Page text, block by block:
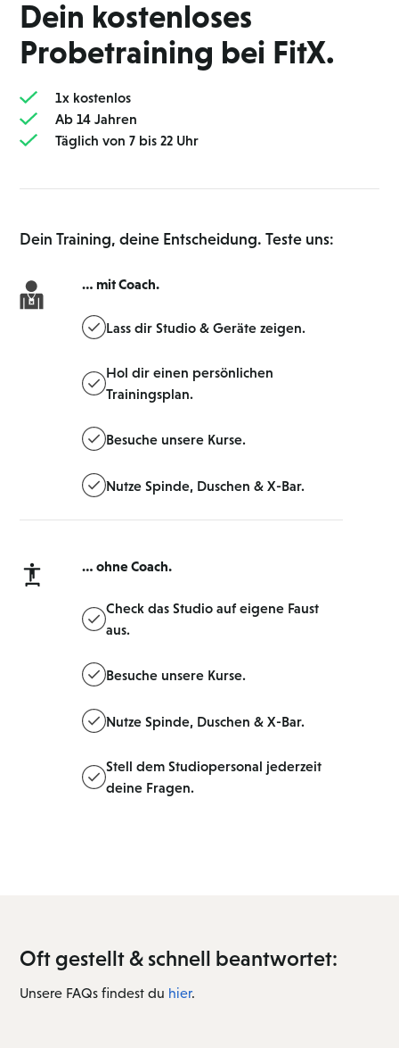
Dein kostenloses
Probetraining bei FitX.
1 x kostenlos
Ab 14 Jahren
Täglich von 7 bis 22 Uhr
Dein Training, deine Entscheidung. Teste uns:
… mit Coach.
Lass dir Studio & Geräte zeigen.
Hol dir einen persönlichen
Trainingsplan.
Besuche unsere Kurse.
Nutze Spinde, Duschen & X-Bar.
… ohne Coach.
Check das Studio auf eigene Faust
aus.
Besuche unsere Kurse.
Nutze Spinde, Duschen & X-Bar.
Stell dem Studiopersonal jederzeit
deine Fragen.
Oft gestellt & schnell beantwortet:
Unsere FAQs findest du hier.